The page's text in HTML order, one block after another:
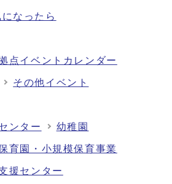
なったら
点イベントカレンダー
その他イベント
ンター 幼稚園
育園・小規模保育事業
援センター